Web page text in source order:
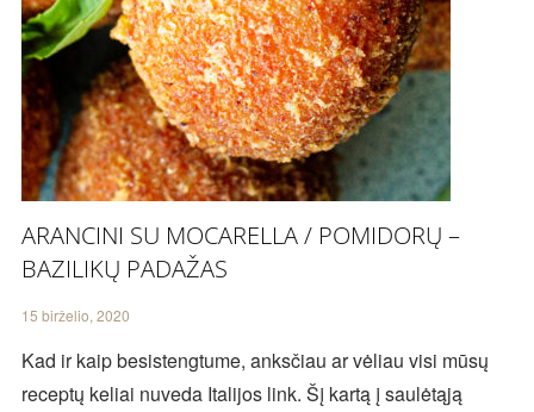
ARANCINI SU MOCARELLA / POMIDORŲ –
BAZILIKŲ PADAŽAS
15 birželio, 2020
Kad ir kaip besistengtume, anksčiau ar vėliau visi mūsų
receptų keliai nuveda Italijos link. Šį kartą į saulėtąją